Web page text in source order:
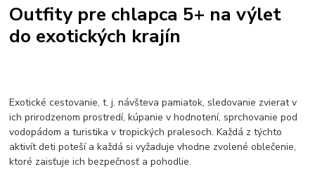
Outfity pre chlapca 5+ na výlet
do exotických krajín
Exotické cestovanie, t. j. návšteva pamiatok, sledovanie zvierat v
ich prirodzenom prostredí, kúpanie v hodnotení, sprchovanie pod
vodopádom a turistika v tropických pralesoch. Každá z týchto
aktivít deti poteší a každá si vyžaduje vhodne zvolené oblečenie,
ktoré zaisťuje ich bezpečnosť a pohodlie.